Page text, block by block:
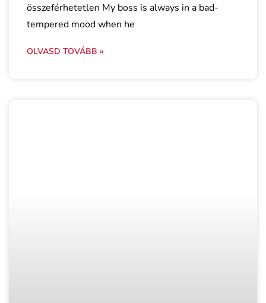
összeférhetetlen My boss is always in a bad-
tempered mood when he
OLVASD TOVÁBB »